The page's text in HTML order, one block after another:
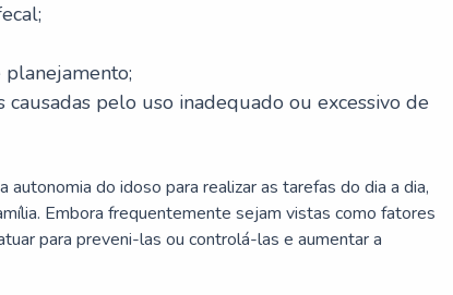
planejamento;
causadas pelo uso inadequado ou excessivo de
autonomia do idoso para realizar as tarefas do dia a dia,
Embora frequentemente sejam vistas como fatores
para preveni-las ou controlá-las e aumentar a